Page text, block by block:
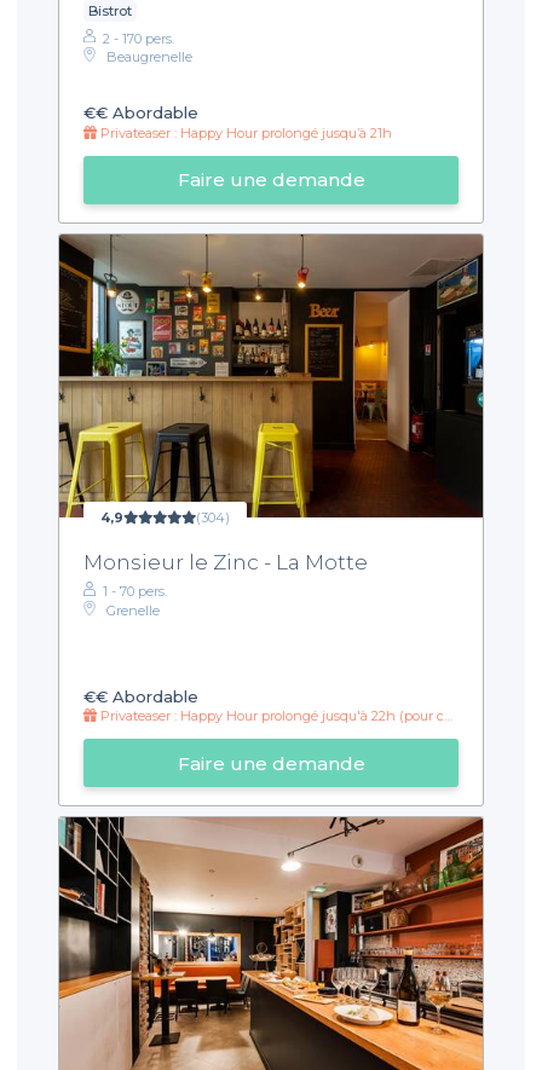
Bistrot
2 - 170 pers.
Beaugrenelle
€€ Abordable
Privateaser : Happy Hour prolongé jusqu’à 21h
Faire une demande
4,9 (304)
Monsieur le Zinc - La Motte
1 - 70 pers.
Grenelle
€€ Abordable
Privateaser : Happy Hour prolongé jusqu'à 22h (pour cocktail et alcool + soft)
Faire une demande